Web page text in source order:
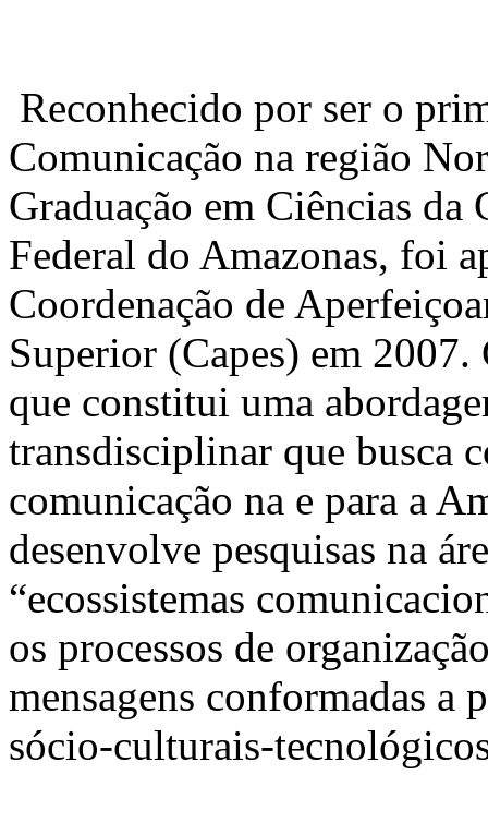
Reconhecido por ser o
Comunicação na região
Graduação em Ciências
Federal do Amazonas, foi
Coordenação de
Superior (Capes) em
que constitui uma
transdisciplinar que busca
comunicação na e para a
desenvolve pesquisas na
“ecossistemas
os processos de
mensagens conformadas a
sócio-culturais-